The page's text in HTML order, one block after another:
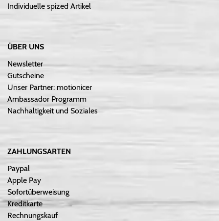
Individuelle spized Artikel
ÜBER UNS
Newsletter
Gutscheine
Unser Partner: motionicer
Ambassador Programm
Nachhaltigkeit und Soziales
ZAHLUNGSARTEN
Paypal
Apple Pay
Sofortüberweisung
Kreditkarte
Rechnungskauf